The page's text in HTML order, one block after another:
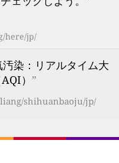
here/jp/
染：リアルタイム大
） ”
shihuanbaoju/jp/